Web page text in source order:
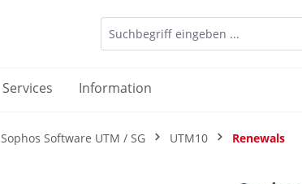
Services Information
Sophos Software UTM / SG UTM10 Renewals